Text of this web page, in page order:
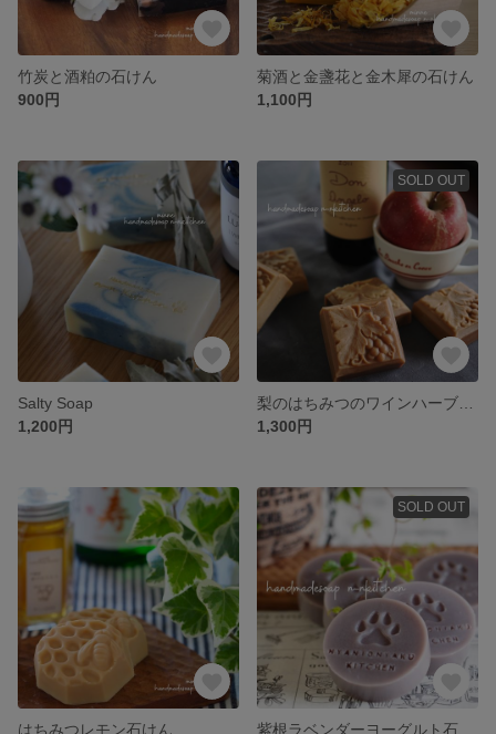
竹炭と酒粕の石けん
900円
菊酒と金盞花と金木犀の石けん
1,100円
Salty Soap
1,200円
SOLD OUT
1,300円
はちみつレモン石けん
SOLD OUT